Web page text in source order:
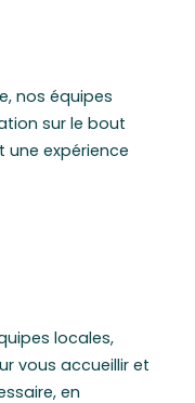
nos équipes
sur le bout
expérience
locales,
vous accueillir et
en